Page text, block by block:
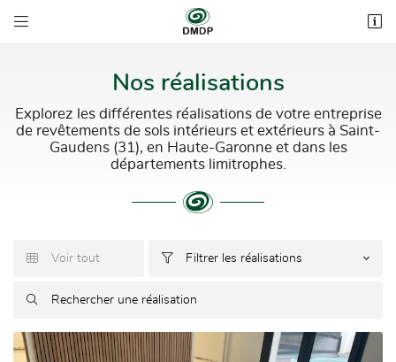
 
Rafraîchir le captcha
Nos réalisations
Explorez les différentes réalisations de votre entreprise
de revêtements de sols intérieurs et extérieurs à Saint-
Gaudens (31), en Haute-Garonne et dans les
départements limitrophes.
 Voir tout  Filtrer les réalisations
